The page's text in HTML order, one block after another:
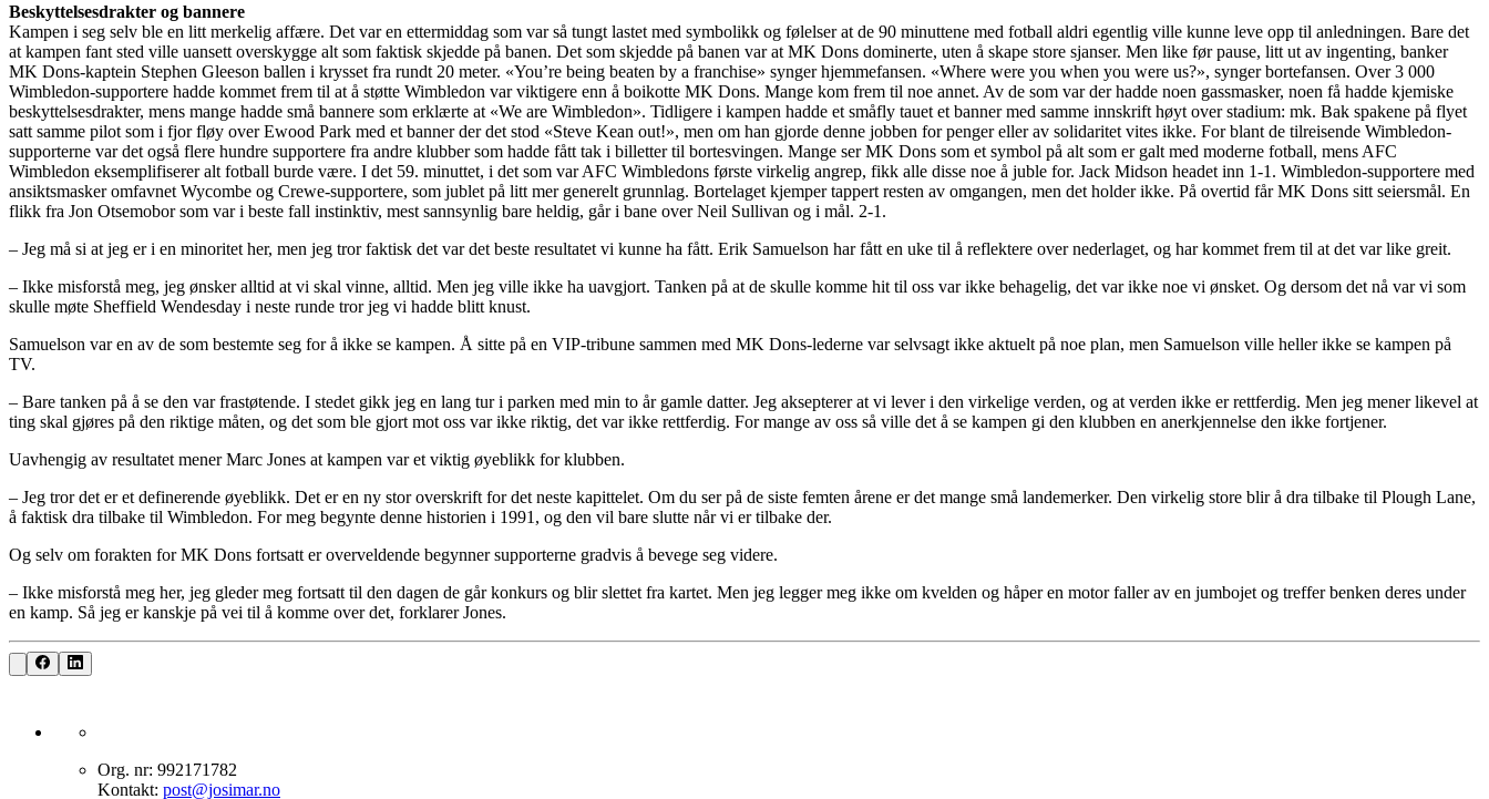
Beskyttelsesdrakter og bannere
Kampen i seg selv ble en litt merkelig affære. Det var en ettermiddag som var så tungt lastet med symbolikk og følelser at de 90 minuttene med fotball aldri egentlig ville kunne leve opp til anledningen. Bare det
at kampen fant sted ville uansett overskygge alt som faktisk skjedde på banen. Det som skjedde på banen var at MK Dons dominerte, uten å skape store sjanser. Men like før pause, litt ut av ingenting, banker
MK Dons-kaptein Stephen Gleeson ballen i krysset fra rundt 20 meter. «You’re being beaten by a franchise» synger hjemmefansen. «Where were you when you were us?», synger bortefansen. Over 3 000
Wimbledon-supportere hadde kommet frem til at å støtte Wimbledon var viktigere enn å boikotte MK Dons. Mange kom frem til noe annet. Av de som var der hadde noen gassmasker, noen få hadde kjemiske
beskyttelsesdrakter, mens mange hadde små bannere som erklærte at «We are Wimbledon». Tidligere i kampen hadde et småfly tauet et banner med samme innskrift høyt over stadium: mk. Bak spakene på flyet
satt samme pilot som i fjor fløy over Ewood Park med et banner der det stod «Steve Kean out!», men om han gjorde denne jobben for penger eller av solidaritet vites ikke. For blant de tilreisende Wimbledon-
supporterne var det også flere hundre supportere fra andre klubber som hadde fått tak i billetter til bortesvingen. Mange ser MK Dons som et symbol på alt som er galt med moderne fotball, mens AFC
Wimbledon eksemplifiserer alt fotball burde være. I det 59. minuttet, i det som var AFC Wimbledons første virkelig angrep, fikk alle disse noe å juble for. Jack Midson headet inn 1-1. Wimbledon-supportere med
ansiktsmasker omfavnet Wycombe og Crewe-supportere, som jublet på litt mer generelt grunnlag. Bortelaget kjemper tappert resten av omgangen, men det holder ikke. På overtid får MK Dons sitt seiersmål. En
flikk fra Jon Otsemobor som var i beste fall instinktiv, mest sannsynlig bare heldig, går i bane over Neil Sullivan og i mål. 2-1.
– Jeg må si at jeg er i en minoritet her, men jeg tror faktisk det var det beste resultatet vi kunne ha fått. Erik Samuelson har fått en uke til å reflektere over nederlaget, og har kommet frem til at det var like greit.
– Ikke misforstå meg, jeg ønsker alltid at vi skal vinne, alltid. Men jeg ville ikke ha uavgjort. Tanken på at de skulle komme hit til oss var ikke behagelig, det var ikke noe vi ønsket. Og dersom det nå var vi som
skulle møte Sheffield Wendesday i neste runde tror jeg vi hadde blitt knust.
Samuelson var en av de som bestemte seg for å ikke se kampen. Å sitte på en VIP-tribune sammen med MK Dons-lederne var selvsagt ikke aktuelt på noe plan, men Samuelson ville heller ikke se kampen på
TV.
– Bare tanken på å se den var frastøtende. I stedet gikk jeg en lang tur i parken med min to år gamle datter. Jeg aksepterer at vi lever i den virkelige verden, og at verden ikke er rettferdig. Men jeg mener likevel at
ting skal gjøres på den riktige måten, og det som ble gjort mot oss var ikke riktig, det var ikke rettferdig. For mange av oss så ville det å se kampen gi den klubben en anerkjennelse den ikke fortjener.
Uavhengig av resultatet mener Marc Jones at kampen var et viktig øyeblikk for klubben.
– Jeg tror det er et definerende øyeblikk. Det er en ny stor overskrift for det neste kapittelet. Om du ser på de siste femten årene er det mange små landemerker. Den virkelig store blir å dra tilbake til Plough Lane,
å faktisk dra tilbake til Wimbledon. For meg begynte denne historien i 1991, og den vil bare slutte når vi er tilbake der.
Og selv om forakten for MK Dons fortsatt er overveldende begynner supporterne gradvis å bevege seg videre.
– Ikke misforstå meg her, jeg gleder meg fortsatt til den dagen de går konkurs og blir slettet fra kartet. Men jeg legger meg ikke om kvelden og håper en motor faller av en jumbojet og treffer benken deres under
en kamp. Så jeg er kanskje på vei til å komme over det, forklarer Jones.
Org. nr: 992171782
Kontakt: post@josimar.no